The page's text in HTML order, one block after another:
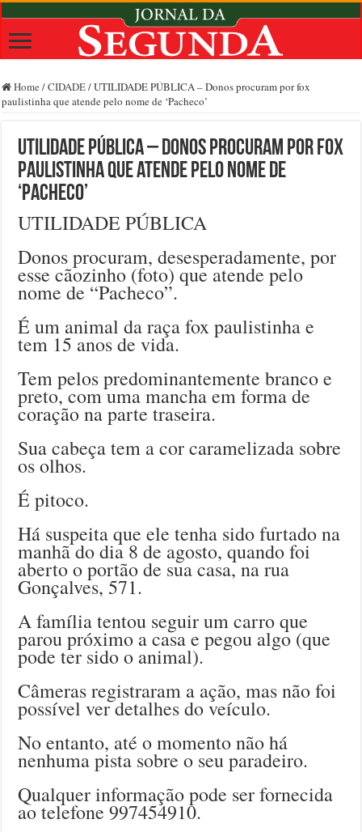
Home /CIDADE/UTILIDADE PÚBLICA – Donos procuram por fox
paulistinha que atende pelo nome de ‘Pacheco’
UTILIDADE PÚBLICA – Donos procuram por fox
paulistinha que atende pelo nome de
‘Pacheco’
UTILIDADE PÚBLICA
Donos procuram, desesperadamente, por
esse cãozinho (foto) que atende pelo
nome de “Pacheco”.
É um animal da raça fox paulistinha e
tem 15 anos de vida.
Tem pelos predominantemente branco e
preto, com uma mancha em forma de
coração na parte traseira.
Sua cabeça tem a cor caramelizada sobre
os olhos.
É pitoco.
Há suspeita que ele tenha sido furtado na
manhã do dia 8 de agosto, quando foi
aberto o portão de sua casa, na rua
Gonçalves, 571.
A famíliatentou seguir um carro que
parou próximo a casa e pegou algo (que
pode ter sido o animal).
Câmeras registraram a ação, mas não foi
possível ver detalhes do veículo.
No entanto, até o momento não há
nenhuma pista sobre o seu paradeiro.
Qualquer informação pode ser fornecida
ao telefone 997454910.